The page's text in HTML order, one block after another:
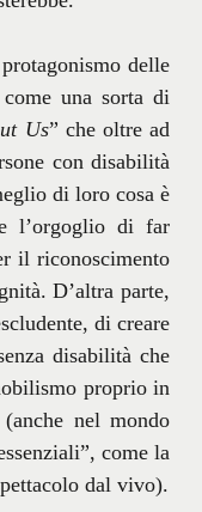
delle
una sorta di
Us” che oltre ad
con disabilità
di loro cosa è
l’orgoglio di far
il riconoscimento
D’altra parte,
di creare
disabilità che
proprio in
nel mondo
come la
dal vivo).